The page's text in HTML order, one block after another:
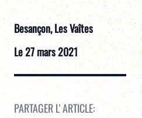
Besançon, Les Vaîtes
Le27 mars 2021
PARTAGER L' ARTICLE: